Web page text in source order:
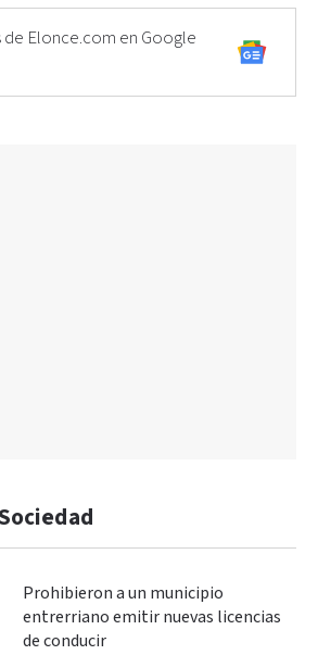
de Elonce.com en Google
Prohibieron a un municipio
entrerriano emitir nuevas licencias
de conducir